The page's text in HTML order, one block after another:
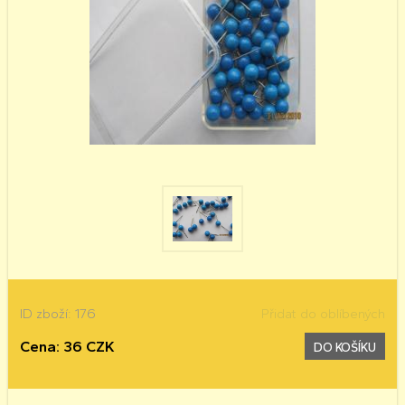
ID zboží: 176 Přidat do oblíbených
Cena: 36 CZK DO KOŠÍKU